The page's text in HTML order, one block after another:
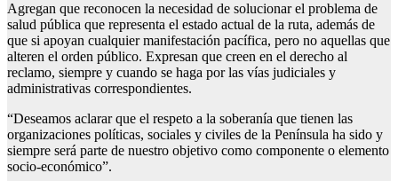
Agregan que reconocen la necesidad de solucionar el problema de
salud pública que representa el estado actual de la ruta, además de
que si apoyan cualquier manifestación pacífica, pero no aquellas que
alteren el orden público. Expresan que creen en el derecho al
reclamo, siempre y cuando se haga por las vías judiciales y
administrativas correspondientes.
“Deseamos aclarar que el respeto a la soberanía que tienen las
organizaciones políticas, sociales y civiles de la Península ha sido y
siempre será parte de nuestro objetivo como componente o elemento
socio-económico”.